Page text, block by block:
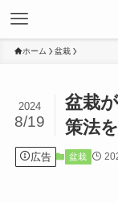
ホーム 盆栽
盆栽
策法
2024
8/19
広告 盆栽